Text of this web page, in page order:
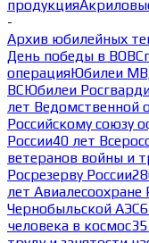
продукция
-
Архив юбилейных
День победы в ВОВ
операцияЮбилеи
ВСЮбилеи
лет Ведомственной
Российскому союзу
России40 лет
ветеранов войны и
Росрезерву России
лет Авиалесоохране
Чернобыльской АЭС
человека в космос